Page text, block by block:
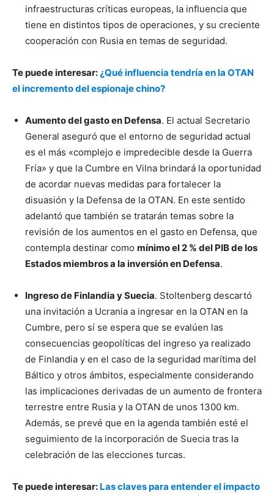
infraestructuras críticas europeas, la influencia que
tiene en distintos tipos de operaciones, y su creciente
cooperación con Rusia en temas de seguridad.
Te puede interesar:¿Qué influencia tendría en la OTAN
el incremento del espionaje chino?
Aumento del gasto en Defensa. El actual Secretario
General aseguró que el entorno de seguridad actual
es el más «complejo e impredecible desde la Guerra
Fría» y que la Cumbre en Vilna brindará la oportunidad
de acordar nuevas medidas para fortalecer la
disuasión y la Defensa de la OTAN. En este sentido
adelantó que también se tratarán temas sobre la
revisión de los aumentos en el gasto en Defensa, que
contempla destinar como mínimo el 2 % del PIB de los
Estados miembros a la inversión en Defensa.
Ingreso de Finlandia y Suecia. Stoltenberg descartó
una invitación a Ucrania a ingresar en la OTAN en la
Cumbre, pero sí se espera que se evalúen las
consecuencias geopolíticas del ingreso ya realizado
de Finlandia y en el caso de la seguridad marítima del
Báltico y otros ámbitos, especialmente considerando
las implicaciones derivadas de un aumento de frontera
terrestre entre Rusia y la OTAN de unos 1300 km.
Además, se prevé que en la agenda también esté el
seguimiento de la incorporación de Suecia tras la
celebración de las elecciones turcas.
Te puede interesar: Las claves para entender el impacto